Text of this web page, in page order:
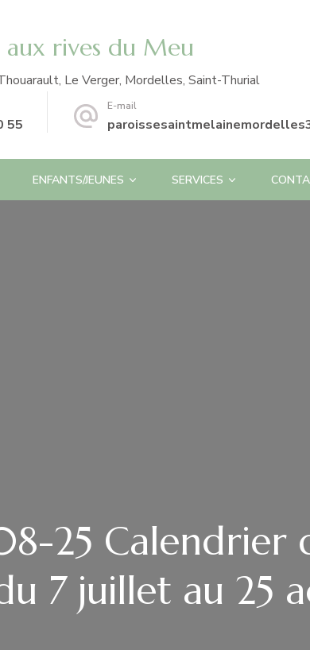
aux rives du Meu
Le Verger, Mordelles, Saint-Thurial
55
E-mail
ENFANTS/JEUNES SERVICES
25 Calendrier
7 juillet au 25